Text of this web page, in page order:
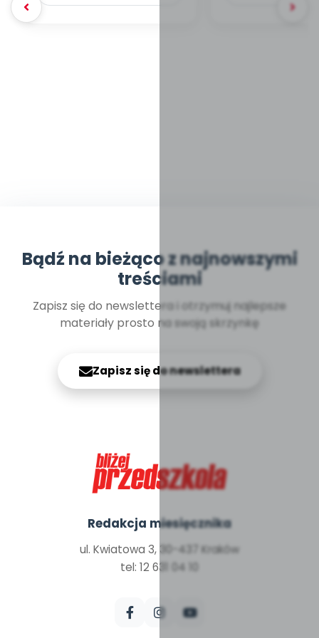
Bądź na bieżąco z najnowszymi
treściami
Zapisz się do newslettera i otrzymuj najlepsze
materiały prosto na swoją skrzynkę
Zapisz się do newslettera
Redakcja miesięcznika
ul. Kwiatowa 3, 30-437 Kraków
tel: 12 631 04 10